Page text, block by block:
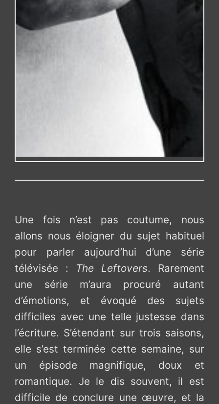
Une fois n’est pas coutume, nous
allons nous éloigner du sujet habituel
pour parler aujourd’hui d’une série
télévisée : The Leftovers. Rarement
une série m’aura procuré autant
d’émotions, et évoqué des sujets
difficiles avec une telle justesse dans
l’écriture. S’étendant sur trois saisons,
elle s’est terminée cette semaine, sur
un épisode magnifique, doux et
romantique. Je le dis souvent, il est
difficile de conclure une œuvre, et la